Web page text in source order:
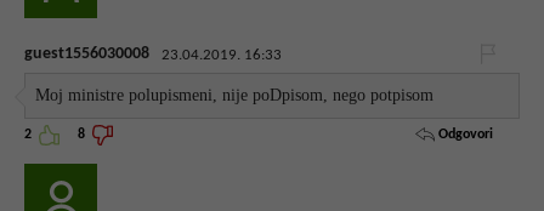
guest1556030008 23.04.2019. 16:33
Moj ministre polupismeni, nije poDpisom, nego potpisom
2 8 Odgovori